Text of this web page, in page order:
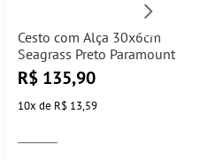
Cesto com Alça 30x6cm
Seagrass Preto Paramount
R$ 135,90
10x de R$ 13,59